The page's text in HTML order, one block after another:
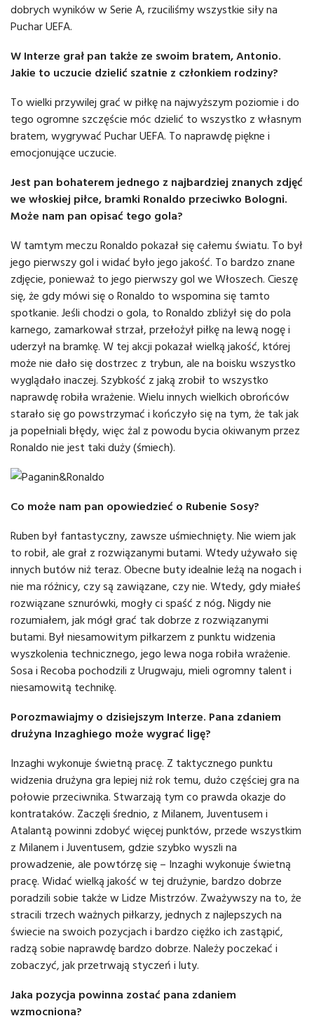
dobrych wyników w Serie A, rzuciliśmy wszystkie siły na
Puchar UEFA.
W Interze grał pan także ze swoim bratem, Antonio.
Jakie to uczucie dzielić szatnie z członkiem rodziny?
To wielki przywilej grać w piłkę na najwyższym poziomie i do
tego ogromne szczęście móc dzielić to wszystko z własnym
bratem, wygrywać Puchar UEFA. To naprawdę piękne i
emocjonujące uczucie.
Jest pan bohaterem jednego z najbardziej znanych zdjęć
we włoskiej piłce, bramki Ronaldo przeciwko Bologni.
Może nam pan opisać tego gola?
W tamtym meczu Ronaldo pokazał się całemu światu. To był
jego pierwszy gol i widać było jego jakość. To bardzo znane
zdjęcie, ponieważ to jego pierwszy gol we Włoszech. Cieszę
się, że gdy mówi się o Ronaldo to wspomina się tamto
spotkanie. Jeśli chodzi o gola, to Ronaldo zbliżył się do pola
karnego, zamarkował strzał, przełożył piłkę na lewą nogę i
uderzył na bramkę. W tej akcji pokazał wielką jakość, której
może nie dało się dostrzec z trybun, ale na boisku wszystko
wyglądało inaczej. Szybkość z jaką zrobił to wszystko
naprawdę robiła wrażenie. Wielu innych wielkich obrońców
starało się go powstrzymać i kończyło się na tym, że tak jak
ja popełniali błędy, więc żal z powodu bycia okiwanym przez
Ronaldo nie jest taki duży (śmiech).
Co może nam pan opowiedzieć o Rubenie Sosy?
Ruben był fantastyczny, zawsze uśmiechnięty. Nie wiem jak
to robił, ale grał z rozwiązanymi butami. Wtedy używało się
innych butów niż teraz. Obecne buty idealnie leżą na nogach i
nie ma różnicy, czy są zawiązane, czy nie. Wtedy, gdy miałeś
rozwiązane sznurówki, mogły ci spaść z nóg. Nigdy nie
rozumiałem, jak mógł grać tak dobrze z rozwiązanymi
butami. Był niesamowitym piłkarzem z punktu widzenia
wyszkolenia technicznego, jego lewa noga robiła wrażenie.
Sosa i Recoba pochodzili z Urugwaju, mieli ogromny talent i
niesamowitą technikę.
Porozmawiajmy o dzisiejszym Interze. Pana zdaniem
drużyna Inzaghiego może wygrać ligę?
Inzaghi wykonuje świetną pracę. Z taktycznego punktu
widzenia drużyna gra lepiej niż rok temu, dużo częściej gra na
połowie przeciwnika. Stwarzają tym co prawda okazje do
kontrataków. Zaczęli średnio, z Milanem, Juventusem i
Atalantą powinni zdobyć więcej punktów, przede wszystkim
z Milanem i Juventusem, gdzie szybko wyszli na
prowadzenie, ale powtórzę się – Inzaghi wykonuje świetną
pracę. Widać wielką jakość w tej drużynie, bardzo dobrze
poradzili sobie także w Lidze Mistrzów. Zważywszy na to, że
stracili trzech ważnych piłkarzy, jednych z najlepszych na
świecie na swoich pozycjach i bardzo ciężko ich zastąpić,
radzą sobie naprawdę bardzo dobrze. Należy poczekać i
zobaczyć, jak przetrwają styczeń i luty.
Jaka pozycja powinna zostać pana zdaniem
wzmocniona?